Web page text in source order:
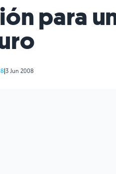
para
|3 Jun 2008